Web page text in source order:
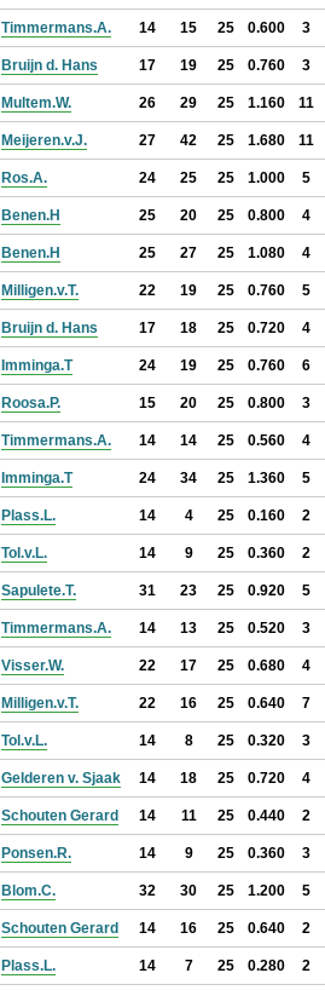
Timmermans.A. 14 15 25 0.600 3
Bruijn d. Hans 17 19 25 0.760 3
Multem.W. 26 29 25 1.160 11
Meijeren.v.J. 27 42 25 1.680 11
Ros.A. 24 25 25 1.000 5
Benen.H 25 20 25 0.800 4
Benen.H 25 27 25 1.080 4
Milligen.v.T. 22 19 25 0.760 5
Bruijn d. Hans 17 18 25 0.720 4
Imminga.T 24 19 25 0.760 6
Roosa.P. 15 20 25 0.800 3
Timmermans.A. 14 14 25 0.560 4
Imminga.T 24 34 25 1.360 5
Plass.L. 14 4 25 0.160 2
Tol.v.L. 14 9 25 0.360 2
Sapulete.T. 31 23 25 0.920 5
Timmermans.A. 14 13 25 0.520 3
Visser.W. 22 17 25 0.680 4
Milligen.v.T. 22 16 25 0.640 7
Tol.v.L. 14 8 25 0.320 3
Gelderen v. Sjaak 14 18 25 0.720 4
Schouten Gerard 14 11 25 0.440 2
Ponsen.R. 14 9 25 0.360 3
Blom.C. 32 30 25 1.200 5
Schouten Gerard 14 16 25 0.640 2
Plass.L. 14 7 25 0.280 2